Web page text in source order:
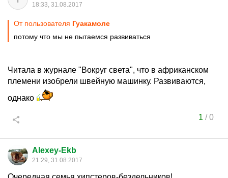
18:33, 31.08.2017
От пользователя Гуакамоле
потому что мы не пытаемся развиваться
Читала в журнале "Вокруг света", что в африканском
племени изобрели швейную машинку. Развиваются,
однако
1 /0
Alexey-Ekb
21:29, 31.08.2017